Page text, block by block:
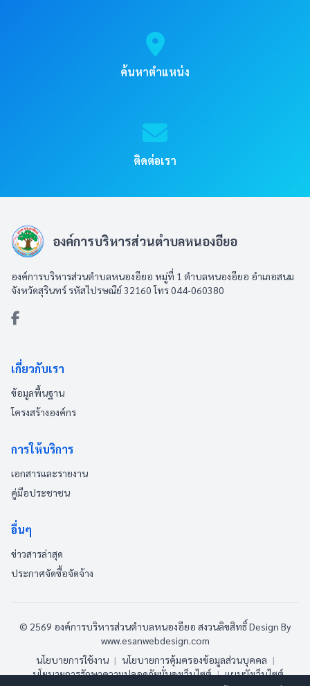
ค้นหาตำแหน่ง
ติดต่อเรา
องค์การบริหารส่วนตำบลหนองอียอ
องค์การบริหารส่วนตำบลหนองอียอ หมู่ที่ 1 ตำบลหนองอียอ อำเภอสนม
จังหวัดสุรินทร์ รหัสไปรษณีย์ 32160 โทร 044-060380
เกี่ยวกับเรา
ข้อมูลพื้นฐาน
โครงสร้างองค์กร
การให้บริการ
เอกสารและรายงาน
คู่มือประชาชน
อื่นๆ
ข่าวสารล่าสุด
ประกาศจัดซื้อจัดจ้าง
© 2569 องค์การบริหารส่วนตำบลหนองอียอ สงวนลิขสิทธิ์Design By
www.esanwebdesign.com
นโยบายการใช้งาน | นโยบายการคุ้มครองข้อมูลส่วนบุคคล |
นโยบายการรักษาความปลอดภัยมั่นคงเว็บไซต์ | แผนผังเว็บไซต์